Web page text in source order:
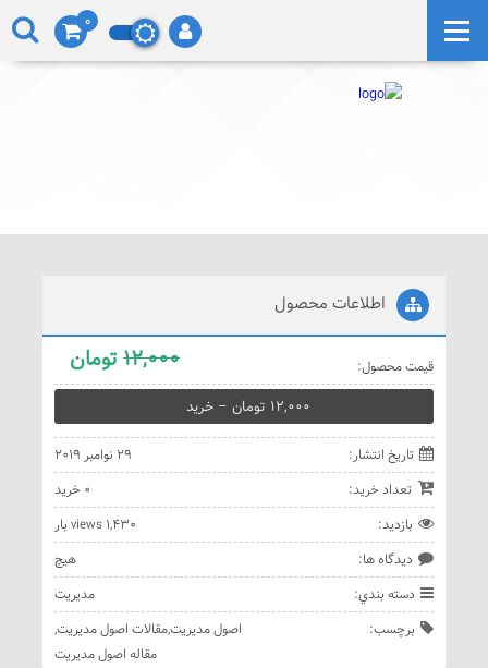
اطلاعات محصول
قيمت محصول: 12,000تومان
12,000 تومان – خريد
تاريخ انتشار:
29 نوامبر 2019
تعداد خريد:
0 خريد
بازديد:
1,430 views بار
ديدگاه ها:
هيچ
دسته بندي:
مدیریت
برچسب:
اصول مدیریت,مقالات اصول مدیریت,
مقاله اصول مدیریت
0